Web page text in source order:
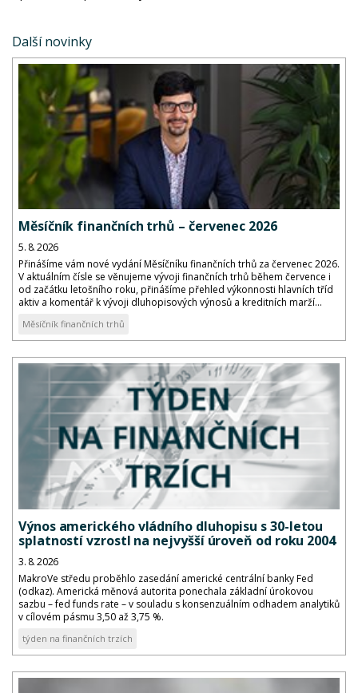
Další novinky
Měsíčník finančních trhů – červenec 2026
5. 8. 2026
Přinášíme vám nové vydání Měsíčníku finančních trhů za červenec 2026.
V aktuálním čísle se věnujeme vývoji finančních trhů během července i
od začátku letošního roku, přinášíme přehled výkonnosti hlavních tříd
aktiv a komentář k vývoji dluhopisových výnosů a kreditních marží...
Měsíčník finančních trhů
Výnos amerického vládního dluhopisu s 30-letou
splatností vzrostl na nejvyšší úroveň od roku 2004
3. 8. 2026
MakroVe středu proběhlo zasedání americké centrální banky Fed
(odkaz). Americká měnová autorita ponechala základní úrokovou
sazbu – fed funds rate – v souladu s konsenzuálním odhadem analytiků
v cílovém pásmu 3,50 až 3,75 %.
týden na finančních trzích